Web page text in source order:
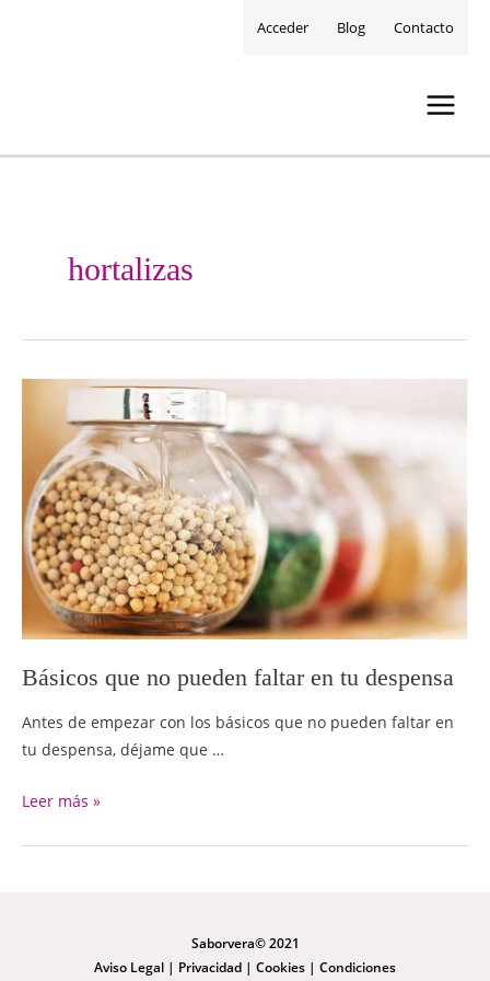
Acceder Blog Contacto
hortalizas
Básicos que no pueden faltar en tu despensa
Antes de empezar con los básicos que no pueden faltar en
tu despensa, déjame que …
Leer más »
Saborvera© 2021
Aviso Legal | Privacidad | Cookies | Condiciones